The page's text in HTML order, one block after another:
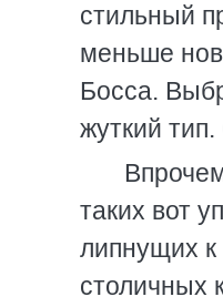
стильный
меньше
Босса.
жуткий
таких вот
липнущих к
столичных